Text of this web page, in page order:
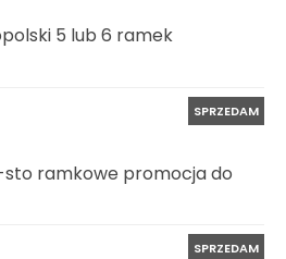
5 lub 6 ramek
SPRZEDAM
sto ramkowe promocja do
SPRZEDAM